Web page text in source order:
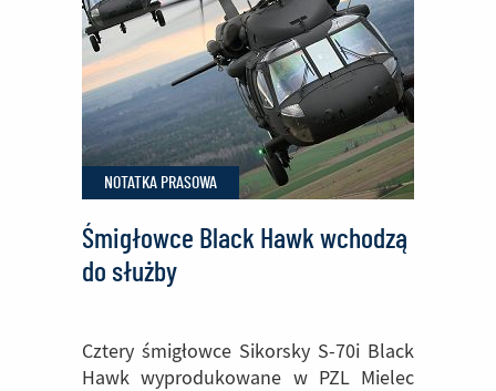
do
wzmocnienia
rumuńskiego
przemysłu
lotniczego
NOTATKA PRASOWA
Śmigłowce Black Hawk wchodzą
do służby
Cztery śmigłowce Sikorsky S-70i Black
Hawk wyprodukowane w PZL Mielec